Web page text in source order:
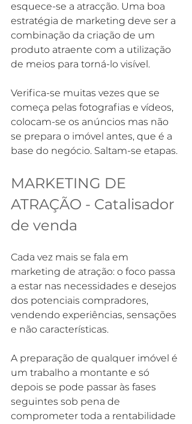
esquece-se a atracção. Uma boa
estratégia de marketing deve ser a
combinação da criação de um
produto atraente com a utilização
de meios para torná-lo visível.
Verifica-se muitas vezes que se
começa pelas fotografias e vídeos,
colocam-se os anúncios mas não
se prepara o imóvel antes, que é a
base do negócio. Saltam-se etapas.
MARKETING DE
ATRAÇÃO - Catalisador
de venda
Cada vez mais se fala em
marketing de atração: o foco passa
a estar nas necessidades e desejos
dos potenciais compradores,
vendendo experiências, sensações
e não características.
A preparação de qualquer imóvel é
um trabalho a montante e só
depois se pode passar às fases
seguintes sob pena de
comprometer toda a rentabilidade